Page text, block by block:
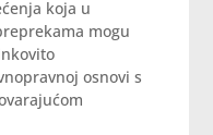
koja u
mogu
osnovi s